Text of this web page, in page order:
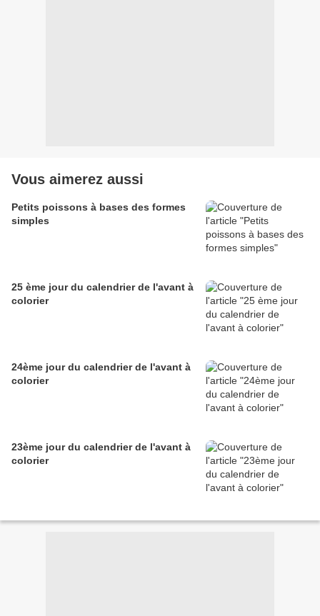
Vous aimerez aussi
Petits poissons à bases des formes
simples
25 ème jour du calendrier de l'avant à
colorier
24ème jour du calendrier de l'avant à
colorier
23ème jour du calendrier de l'avant à
colorier